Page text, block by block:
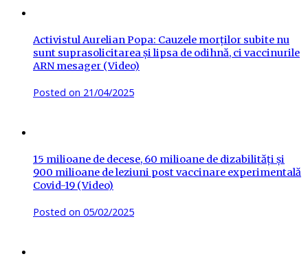
Activistul Aurelian Popa: Cauzele morților subite nu
sunt suprasolicitarea și lipsa de odihnă, ci vaccinurile
ARN mesager (Video)
Posted on 21/04/2025
15 milioane de decese, 60 milioane de dizabilități și
900 milioane de leziuni post vaccinare experimentală
Covid-19 (Video)
Posted on 05/02/2025